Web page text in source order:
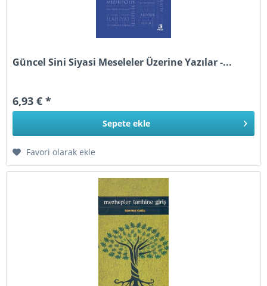
Güncel Sini Siyasi Meseleler Üzerine Yazılar -...
6,93 € *
Sepete ekle
Favori olarak ekle